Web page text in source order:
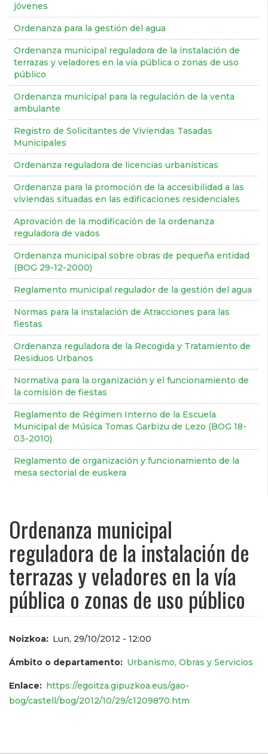
jóvenes
Ordenanza para la gestión del agua
Ordenanza municipal reguladora de la instalación de
terrazas y veladores en la vía pública o zonas de uso
público
Ordenanza municipal para la regulación de la venta
ambulante
Registro de Solicitantes de Viviendas Tasadas
Municipales
Ordenanza reguladora de licencias urbanísticas
Ordenanza para la promoción de la accesibilidad a las
viviendas situadas en las edificaciones residenciales
Aprovación de la modificación de la ordenanza
reguladora de vados
Ordenanza municipal sobre obras de pequeña entidad
(BOG 29-12-2000)
Reglamento municipal regulador de la gestión del agua
Normas para la instalación de Atracciones para las
fiestas
Ordenanza reguladora de la Recogida y Tratamiento de
Residuos Urbanos
Normativa para la organización y el funcionamiento de
la comisión de fiestas
Reglamento de Régimen Interno de la Escuela
Municipal de Música Tomas Garbizu de Lezo (BOG 18-
03-2010)
Reglamento de organización y funcionamiento de la
mesa sectorial de euskera
Ordenanza municipal
reguladora de la instalación de
terrazas y veladores en la vía
pública o zonas de uso público
Noizkoa Lun, 29/10/2012 - 12:00
Ámbito o departamento Urbanismo, Obras y Servicios
Enlace
https://egoitza.gipuzkoa.eus/gao-
bog/castell/bog/2012/10/29/c1209870.htm